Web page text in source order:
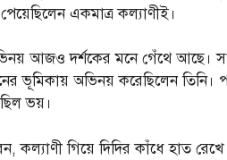
একমাত্র কল্যাণীই।
আজও দর্শকের মনে গেঁথে আছে।
ভূমিকায় অভিনয় করেছিলেন তিনি।
ভয়।
কল্যাণী গিয়ে দিদির কাঁধে হাত